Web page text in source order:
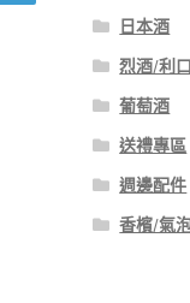
日本酒
烈酒/利
葡萄酒
送禮專區
週邊配件
香檳/氣